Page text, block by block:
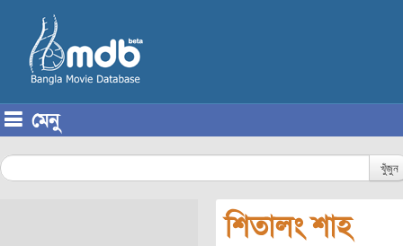
মেনু
খুঁজুন
শিতালং শাহ